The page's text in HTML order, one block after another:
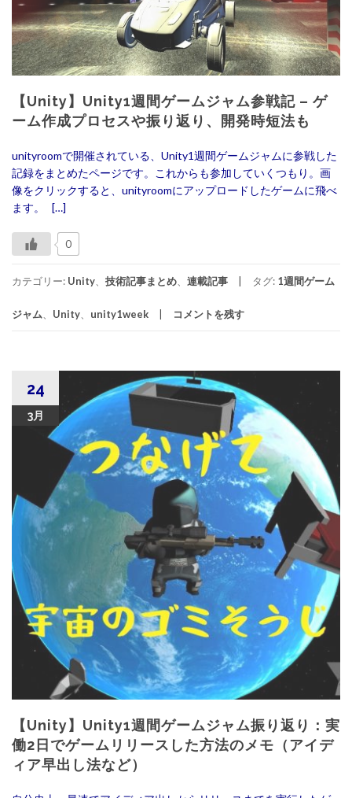
【Unity】Unity1週間ゲームジャム参戦記 – ゲ
ーム作成プロセスや振り返り、開発時短法も
unityroomで開催されている、Unity1週間ゲームジャムに参戦した
記録をまとめたページです。これからも参加していくつもり。画
像をクリックすると、unityroomにアップロードしたゲームに飛べ
ます。 […]
0
カテゴリー: Unity 技術記事まとめ 連載記事 タグ: 1週間ゲーム
ジャム Unity unity1week コメントを残す
24
3月
【Unity】Unity1週間ゲームジャム振り返り：実
働2日でゲームリリースした方法のメモ（アイデ
ィア早出し法など）